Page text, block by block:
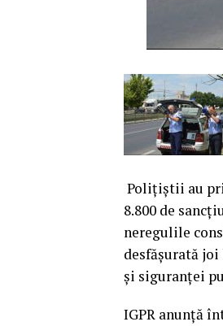
Poliţiştii au
8.800 de
neregulile
desfăşurată
şi siguranţei
IGPR anunţă